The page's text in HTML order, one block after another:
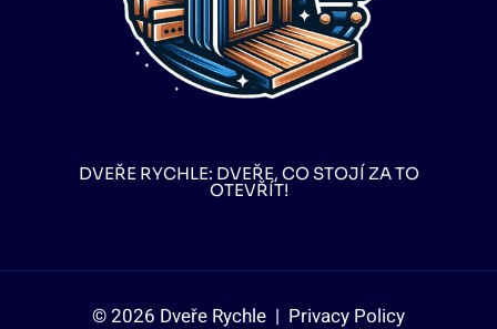
DVEŘE RYCHLE: DVEŘE, CO STOJÍ ZA TO
OTEVŘÍT!
© 2026 Dveře Rychle | Privacy Policy